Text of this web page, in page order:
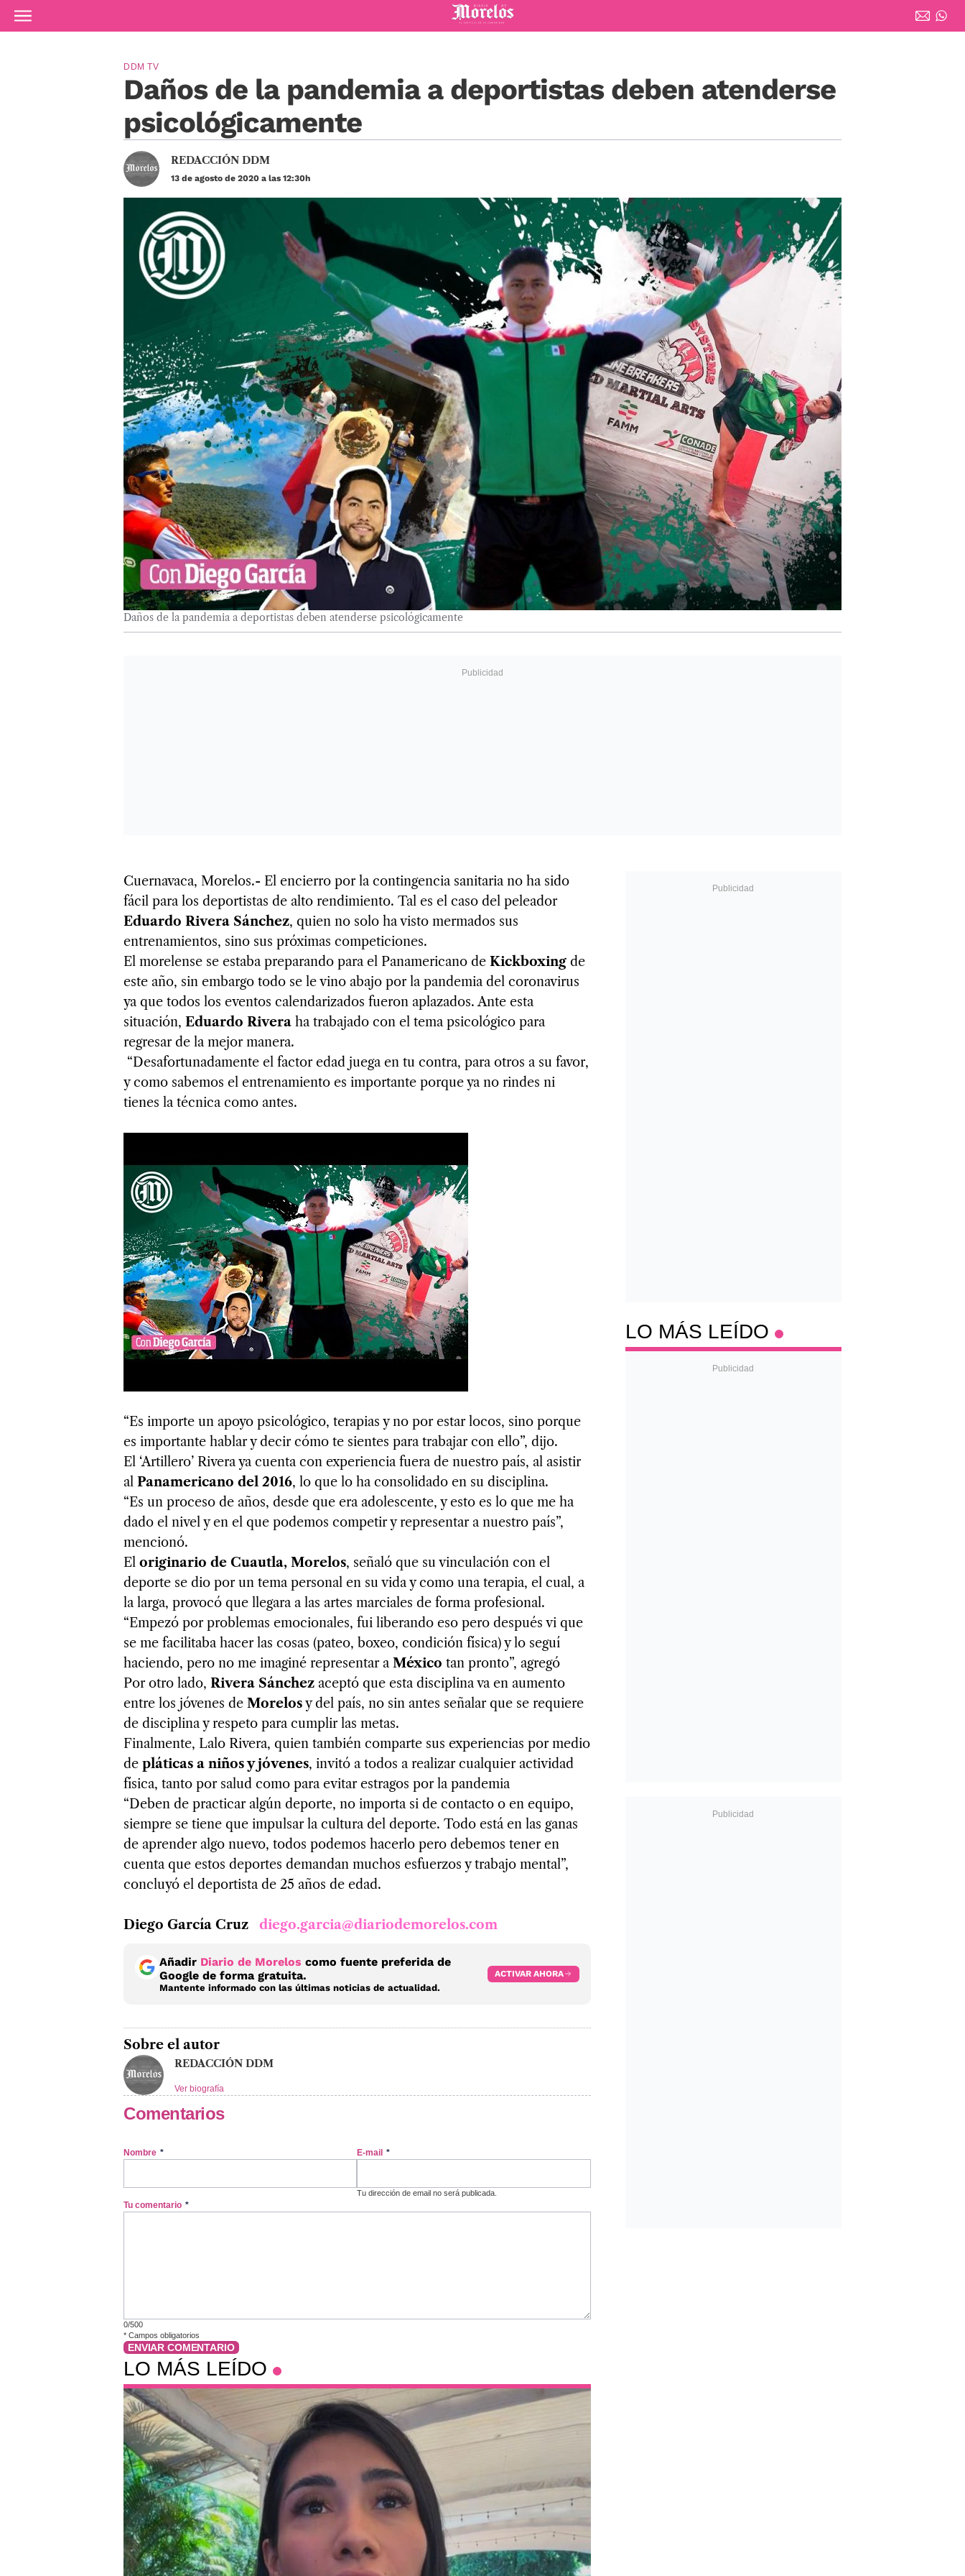
Ir al contenido principal
Diario de Morelos
Daños de la pandemia a deportistas deben atenderse
psicológicamente
DDM TV
REDACCIÓN DDM
13 de agosto de 2020 a las 12:30h
Daños de la pandemia a deportistas deben atenderse psicológicamente
Cuernavaca, Morelos.- El encierro por la contingencia sanitaria no ha sido
fácil para los deportistas de alto rendimiento. Tal es el caso del peleador
Eduardo Rivera Sánchez, quien no solo ha visto mermados sus
entrenamientos, sino sus próximas competiciones.
El morelense se estaba preparando para el Panamericano de Kickboxing de
este año, sin embargo todo se le vino abajo por la pandemia del coronavirus
ya que todos los eventos calendarizados fueron aplazados. Ante esta
situación, Eduardo Rivera ha trabajado con el tema psicológico para
regresar de la mejor manera.
“Desafortunadamente el factor edad juega en tu contra, para otros a su favor,
y como sabemos el entrenamiento es importante porque ya no rindes ni
tienes la técnica como antes.
“Es importe un apoyo psicológico, terapias y no por estar locos, sino porque
es importante hablar y decir cómo te sientes para trabajar con ello”, dijo.
El ‘Artillero’ Rivera ya cuenta con experiencia fuera de nuestro país, al asistir
al Panamericano del 2016, lo que lo ha consolidado en su disciplina.
“Es un proceso de años, desde que era adolescente, y esto es lo que me ha
dado el nivel y en el que podemos competir y representar a nuestro país”,
mencionó.
El originario de Cuautla, Morelos, señaló que su vinculación con el
deporte se dio por un tema personal en su vida y como una terapia, el cual, a
la larga, provocó que llegara a las artes marciales de forma profesional.
“Empezó por problemas emocionales, fui liberando eso pero después vi que
se me facilitaba hacer las cosas (pateo, boxeo, condición física) y lo seguí
haciendo, pero no me imaginé representar a México tan pronto”, agregó
Por otro lado, Rivera Sánchez aceptó que esta disciplina va en aumento
entre los jóvenes de Morelosy del país, no sin antes señalar que se requiere
de disciplina y respeto para cumplir las metas.
Finalmente, Lalo Rivera, quien también comparte sus experiencias por medio
de pláticas a niños y jóvenes, invitó a todos a realizar cualquier actividad
física, tanto por salud como para evitar estragos por la pandemia
“Deben de practicar algún deporte, no importa si de contacto o en equipo,
siempre se tiene que impulsar la cultura del deporte. Todo está en las ganas
de aprender algo nuevo, todos podemos hacerlo pero debemos tener en
cuenta que estos deportes demandan muchos esfuerzos y trabajo mental”,
concluyó el deportista de 25 años de edad.
Diego García Cruz diego.garcia@diariodemorelos.com
Añadir Diario de Morelos como fuente preferida de
Google de forma gratuita.
Mantente informado con las últimas noticias de actualidad.
ACTIVAR AHORA
Sobre el autor
REDACCIÓN DDM
Ver biografía
Comentarios
Nombre * E-mail *
Tu dirección de email no será publicada.
Tu comentario *
0/500
* Campos obligatorios
ENVIAR COMENTARIO
LO MÁS LEÍDO
LO MÁS LEÍDO